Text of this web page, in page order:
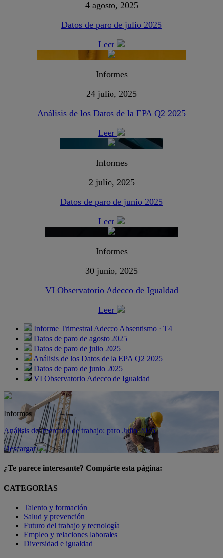
4 agosto, 2025
Datos de paro de julio 2025
Leer
Informes
24 julio, 2025
Análisis de los Datos de la EPA Q2 2025
Leer
Informes
2 julio, 2025
Datos de paro de junio 2025
Leer
Informes
30 junio, 2025
VI Observatorio Adecco de Igualdad
Leer
Informe Trimestral Adecco Absentismo · T4
Datos de paro de agosto 2025
Datos de paro de julio 2025
Análisis de los Datos de la EPA Q2 2025
Datos de paro de junio 2025
VI Observatorio Adecco de Igualdad
Informes
Análisis del mercado de trabajo: paro Julio 2026
Descargar
¿Te parece interesante? Compárte esta página:
CATEGORÍAS
Talento y formación
Salud y prevención
Futuro del trabajo y tecnología
Empleo y relaciones laborales
Diversidad e igualdad